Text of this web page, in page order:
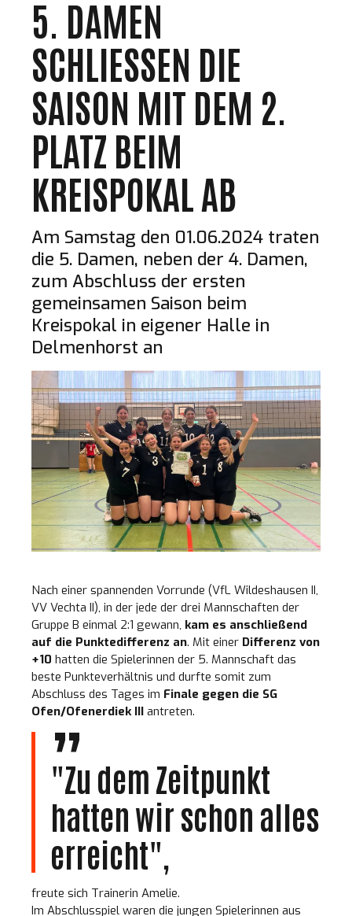
5. DAMEN
SCHLIESSEN DIE S
AISON MIT DEM 2. P
LATZ BEIM K
REISPOKAL AB
Am Samstag den 01.06.2024 traten
die 5. Damen, neben der 4. Damen,
zum Abschluss der ersten
gemeinsamen Saison beim
Kreispokal in eigener Halle in
Delmenhorst an
Nach einer spannenden Vorrunde (VfL Wildeshausen II,
VV Vechta II), in der jede der drei Mannschaften der
Gruppe B einmal 2:1 gewann, kam es anschließend
auf die Punktedifferenz an. Mit einer Differenz von
+10 hatten die Spielerinnen der 5. Mannschaft das
beste Punkteverhältnis und durfte somit zum
Abschluss des Tages im Finale gegen die SG
Ofen/Ofenerdiek III antreten.
"Zu dem Zeitpunkt
hatten wir schon alles
erreicht",
freute sich Trainerin Amelie.
Im Abschlusspiel waren die jungen Spielerinnen aus